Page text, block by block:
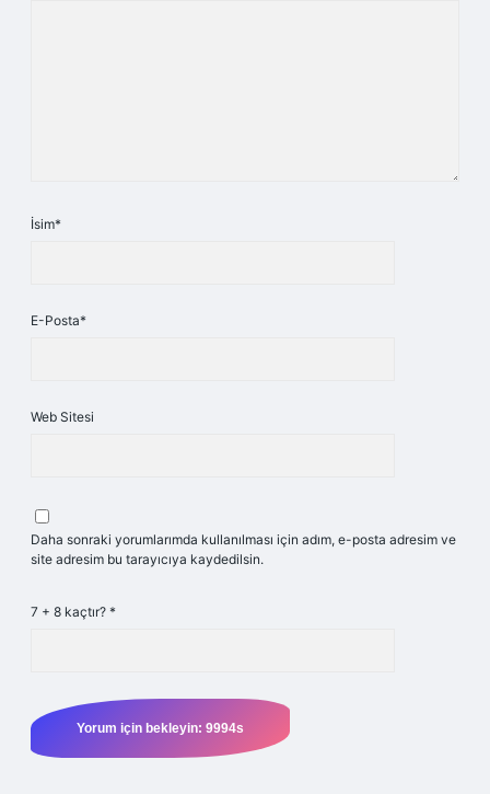
İsim*
E-Posta*
Web Sitesi
Daha sonraki yorumlarımda kullanılması için adım, e-posta adresim ve
site adresim bu tarayıcıya kaydedilsin.
7 + 8 kaçtır? *